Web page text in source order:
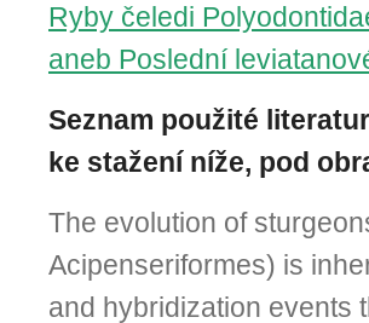
Ryby čeledi
aneb Poslední
Seznam použité
ke stažení níže, pod
The evolution of
Acipenseriformes) is
and hybridization events